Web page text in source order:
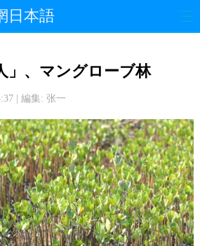
日本語
国 際 特 集
」、マングローブ林
| 編集: 张一